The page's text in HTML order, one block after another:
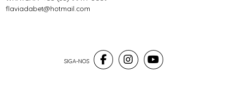
flaviadabet@hotmail.com